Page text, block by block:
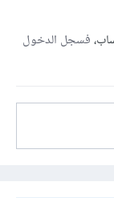
فسجل الدخول